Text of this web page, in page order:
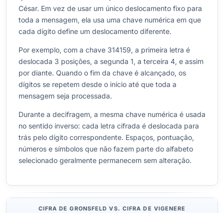
César. Em vez de usar um único deslocamento fixo para
toda a mensagem, ela usa uma chave numérica em que
cada dígito define um deslocamento diferente.
Por exemplo, com a chave 314159, a primeira letra é
deslocada 3 posições, a segunda 1, a terceira 4, e assim
por diante. Quando o fim da chave é alcançado, os
dígitos se repetem desde o início até que toda a
mensagem seja processada.
Durante a decifragem, a mesma chave numérica é usada
no sentido inverso: cada letra cifrada é deslocada para
trás pelo dígito correspondente. Espaços, pontuação,
números e símbolos que não fazem parte do alfabeto
selecionado geralmente permanecem sem alteração.
CIFRA DE GRONSFELD VS. CIFRA DE VIGENERE